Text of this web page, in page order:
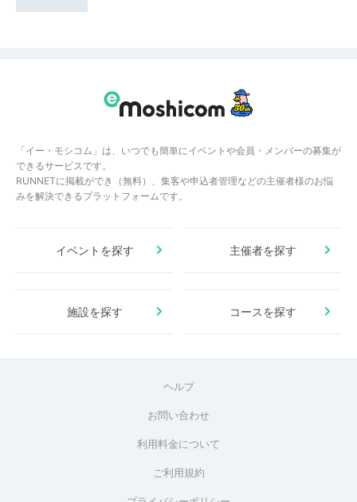
「イー・モシコム」は、いつでも簡単にイベントや会員・メンバーの募集が
できるサービスです。
RUNNETに掲載ができ（無料）、集客や申込者管理などの主催者様のお悩
みを解決できるプラットフォームです。
イベントを探す 主催者を探す
施設を探す コースを探す
ヘルプ
お問い合わせ
利用料金について
ご利用規約